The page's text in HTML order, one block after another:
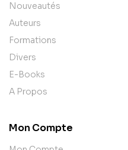
Nouveautés
Auteurs
Formations
Divers
E-Books
A Propos
Mon Compte